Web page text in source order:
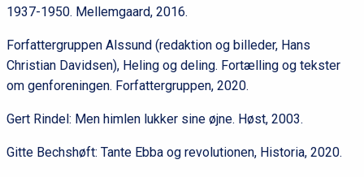
1937-1950. Mellemgaard, 2016.
Forfattergruppen Alssund (redaktion og billeder, Hans
Christian Davidsen), Heling og deling. Fortælling og tekster
om genforeningen. Forfattergruppen, 2020.
Gert Rindel: Men himlen lukker sine øjne. Høst, 2003.
Gitte Bechshøft: Tante Ebba og revolutionen, Historia, 2020.